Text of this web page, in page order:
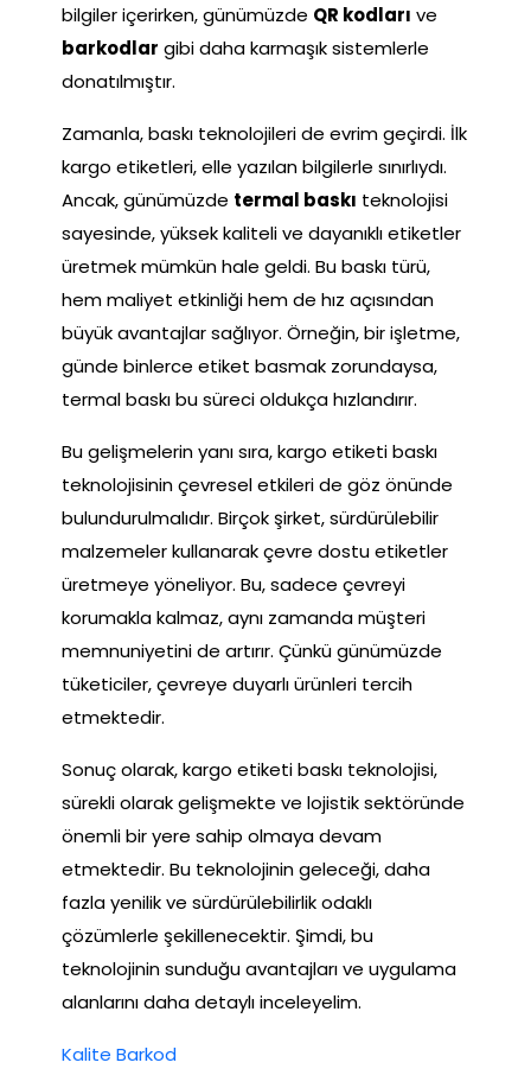
bilgiler içerirken, günümüzde QR kodları ve
barkodlar gibi daha karmaşık sistemlerle
donatılmıştır.
Zamanla, baskı teknolojileri de evrim geçirdi. İlk
kargo etiketleri, elle yazılan bilgilerle sınırlıydı.
Ancak, günümüzde termal baskı teknolojisi
sayesinde, yüksek kaliteli ve dayanıklı etiketler
üretmek mümkün hale geldi. Bu baskı türü,
hem maliyet etkinliği hem de hız açısından
büyük avantajlar sağlıyor. Örneğin, bir işletme,
günde binlerce etiket basmak zorundaysa,
termal baskı bu süreci oldukça hızlandırır.
Bu gelişmelerin yanı sıra, kargo etiketi baskı
teknolojisinin çevresel etkileri de göz önünde
bulundurulmalıdır. Birçok şirket, sürdürülebilir
malzemeler kullanarak çevre dostu etiketler
üretmeye yöneliyor. Bu, sadece çevreyi
korumakla kalmaz, aynı zamanda müşteri
memnuniyetini de artırır. Çünkü günümüzde
tüketiciler, çevreye duyarlı ürünleri tercih
etmektedir.
Sonuç olarak, kargo etiketi baskı teknolojisi,
sürekli olarak gelişmekte ve lojistik sektöründe
önemli bir yere sahip olmaya devam
etmektedir. Bu teknolojinin geleceği, daha
fazla yenilik ve sürdürülebilirlik odaklı
çözümlerle şekillenecektir. Şimdi, bu
teknolojinin sunduğu avantajları ve uygulama
alanlarını daha detaylı inceleyelim.
Kalite Barkod